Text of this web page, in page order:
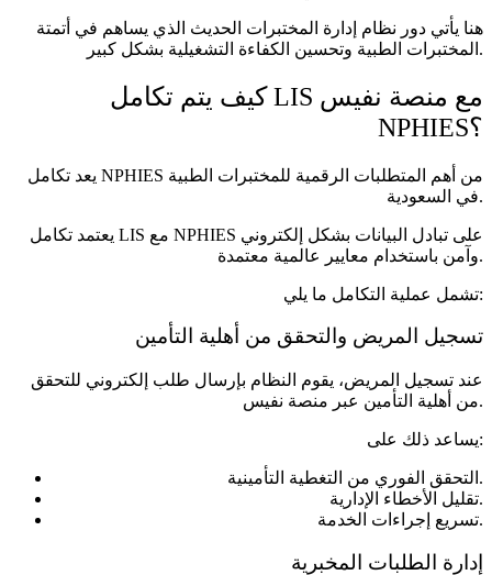
هنا يأتي دور نظام إدارة المختبرات الحديث الذي يساهم في أتمتة
المختبرات الطبية وتحسين الكفاءة التشغيلية بشكل كبير.
كيف يتم تكامل LIS مع منصة نفيس
NPHIES؟
يعد تكامل NPHIES من أهم المتطلبات الرقمية للمختبرات الطبية
في السعودية.
يعتمد تكامل LIS مع NPHIES على تبادل البيانات بشكل إلكتروني
وآمن باستخدام معايير عالمية معتمدة.
تشمل عملية التكامل ما يلي:
تسجيل المريض والتحقق من أهلية التأمين
عند تسجيل المريض، يقوم النظام بإرسال طلب إلكتروني للتحقق
من أهلية التأمين عبر منصة نفيس.
يساعد ذلك على:
التحقق الفوري من التغطية التأمينية.
تقليل الأخطاء الإدارية.
تسريع إجراءات الخدمة.
إدارة الطلبات المخبرية